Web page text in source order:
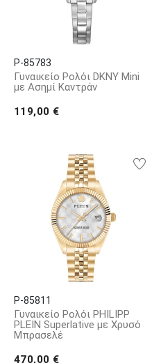
P-85783
Γυναικείο Ρολόι DKNY Mini
με Ασημί Καντράν
119,00 €
P-85811
Γυναικείο Ρολόι PHILIPP
PLEIN Superlative με Χρυσό
Μπρασελέ
470,00 €